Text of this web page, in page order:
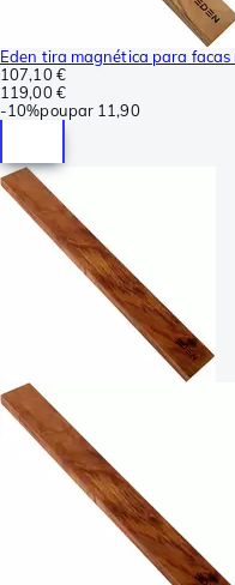
Eden tira magnética para facas
107,10 €
119,00 €
-10%poupar 11,90